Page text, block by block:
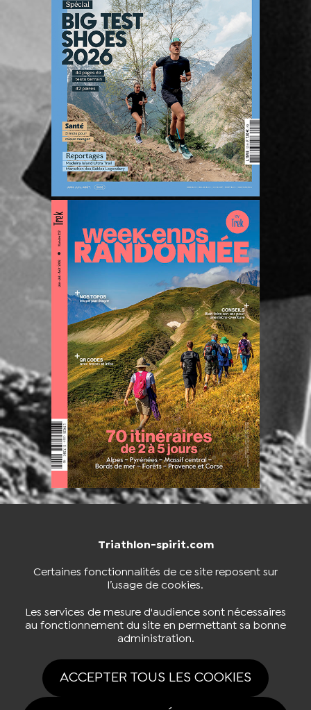
Triathlon-spirit.com
Certaines fonctionnalités de ce site reposent sur
l’usage de cookies.
Les services de mesure d'audience sont nécessaires
au fonctionnement du site en permettant sa bonne
administration.
ACCEPTER TOUS LES COOKIES
NOUS CONTACTER BOUTIQUE
NOUS SUIVRE